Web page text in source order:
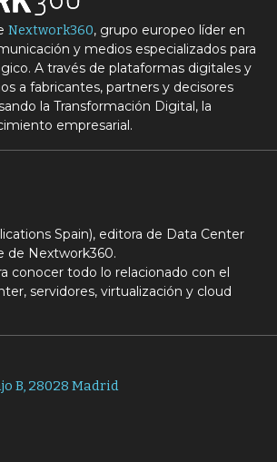
Nextwork360, grupo europeo líder en
y medios especializados para
A través de plataformas digitales y
a fabricantes, partners y decisores
la Transformación Digital, la
empresarial.
Spain), editora de Data Center
de Nextwork360.
conocer todo lo relacionado con el
servidores, virtualización y cloud
B, 28028 Madrid